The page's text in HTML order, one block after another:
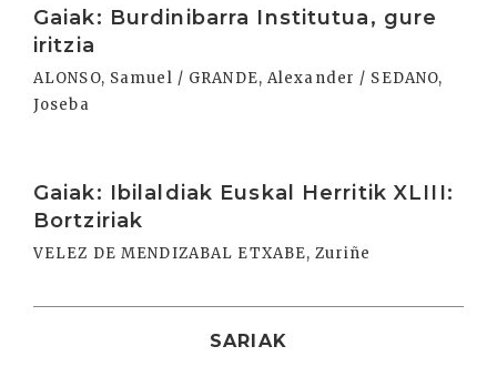
Gaiak: Burdinibarra Institutua, gure
iritzia
ALONSO, Samuel / GRANDE, Alexander / SEDANO,
Joseba
Gaiak: Ibilaldiak Euskal Herritik XLIII:
Bortziriak
VELEZ DE MENDIZABAL ETXABE, Zuriñe
SARIAK